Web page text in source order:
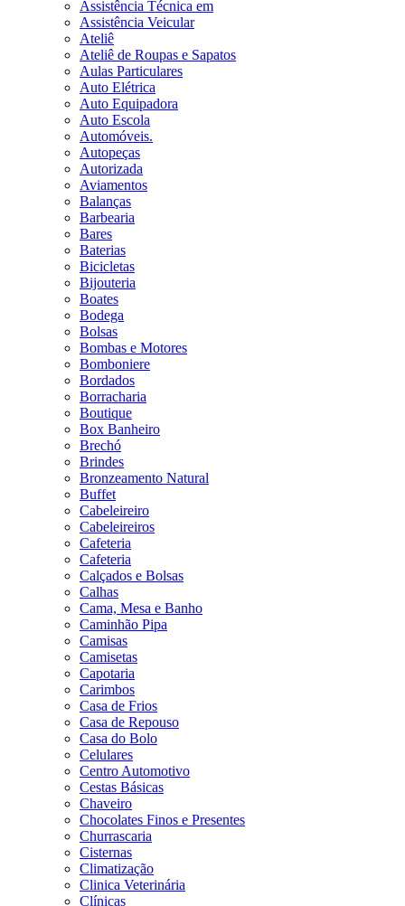
Assistência Técnica em
Assistência Veicular
Ateliê
Ateliê de Roupas e Sapatos
Aulas Particulares
Auto Elétrica
Auto Equipadora
Auto Escola
Automóveis.
Autopeças
Autorizada
Aviamentos
Balanças
Barbearia
Bares
Baterias
Bicicletas
Bijouteria
Boates
Bodega
Bolsas
Bombas e Motores
Bomboniere
Bordados
Borracharia
Boutique
Box Banheiro
Brechó
Brindes
Bronzeamento Natural
Buffet
Cabeleireiro
Cabeleireiros
Cafeteria
Cafeteria
Calçados e Bolsas
Calhas
Cama, Mesa e Banho
Caminhão Pipa
Camisas
Camisetas
Capotaria
Carimbos
Casa de Frios
Casa de Repouso
Casa do Bolo
Celulares
Centro Automotivo
Cestas Básicas
Chaveiro
Chocolates Finos e Presentes
Churrascaria
Cisternas
Climatização
Clinica Veterinária
Clínicas